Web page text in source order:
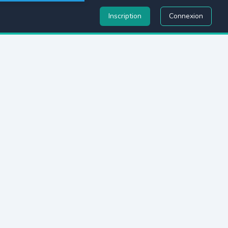
Inscription Connexion